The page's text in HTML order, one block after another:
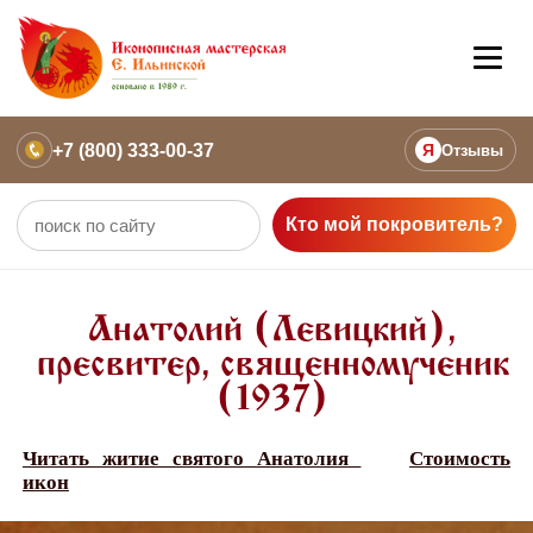
+7 (800) 333-00-37 Я Отзывы
Кто мой покровитель?
Анатолий (Левицкий),
пресвитер, священномученик
(1937)
Читать житие святого Анатолия
Стоимость
икон